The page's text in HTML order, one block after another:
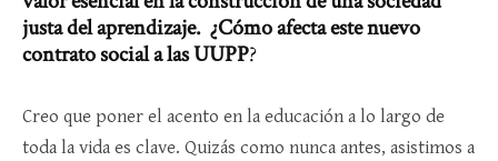
justa del aprendizaje. ¿Cómo afecta este nuevo
contrato social a las UUPP?
Creo que poner el acento en la educación a lo largo de
toda la vida es clave. Quizás como nunca antes, asistimos a